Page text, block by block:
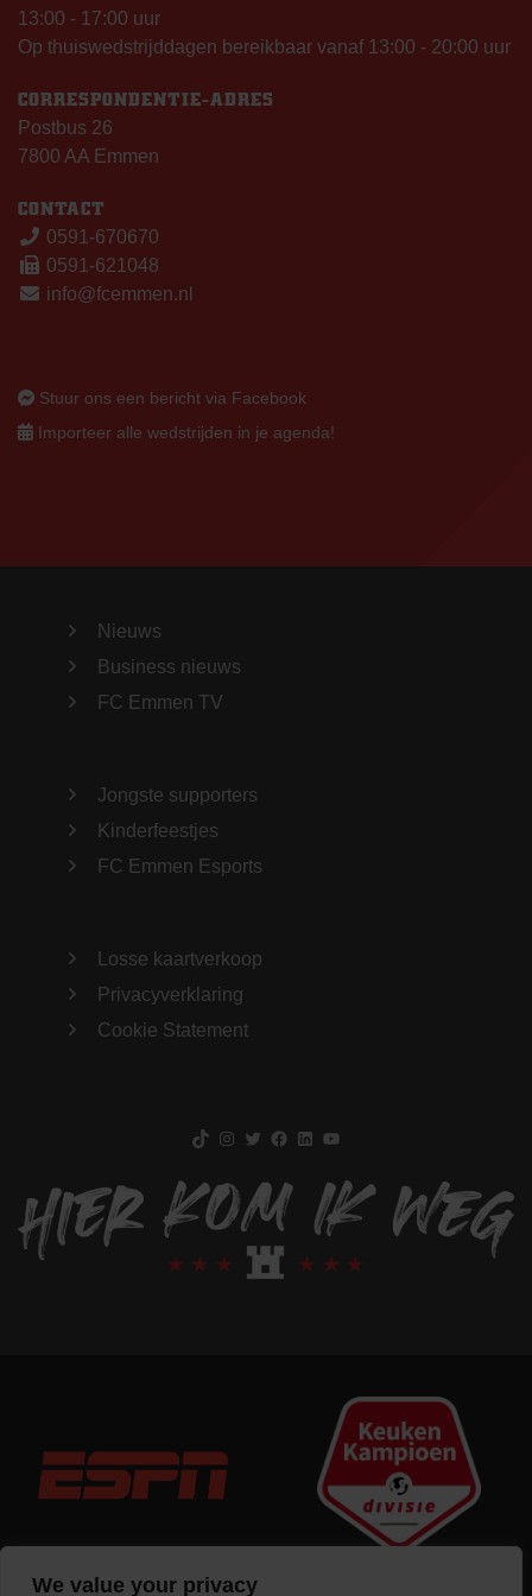
We value your privacy
13:00 - 17:00 uur
Op thuiswedstrijddagen bereikbaar vanaf 13:00 - 20:00 uur
CORRESPONDENTIE-ADRES
Postbus 26
7800 AA Emmen
CONTACT
0591-670670
0591-621048
info@fcemmen.nl
Stuur ons een bericht via Facebook
Importeer alle wedstrijden in je agenda!
Nieuws
Business nieuws
FC Emmen TV
Jongste supporters
Kinderfeestjes
FC Emmen Esports
Losse kaartverkoop
Privacyverklaring
Cookie Statement